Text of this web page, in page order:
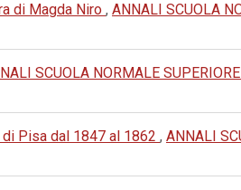
di Magda Niro , ANNALI SCUOLA
SCUOLA NORMALE
Pisa dal 1847 al 1862 , ANNALI